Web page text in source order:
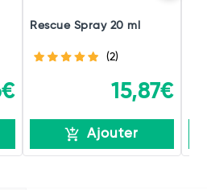
Rescue Spray 20 ml
(2)
15,87€
Ajouter